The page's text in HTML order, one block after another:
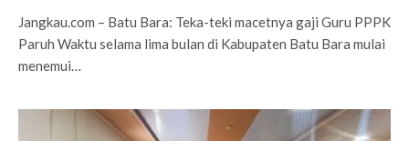
Jangkau.com – Batu Bara: Teka-teki macetnya gaji Guru PPPK
Paruh Waktu selama lima bulan di Kabupaten Batu Bara mulai
menemui…